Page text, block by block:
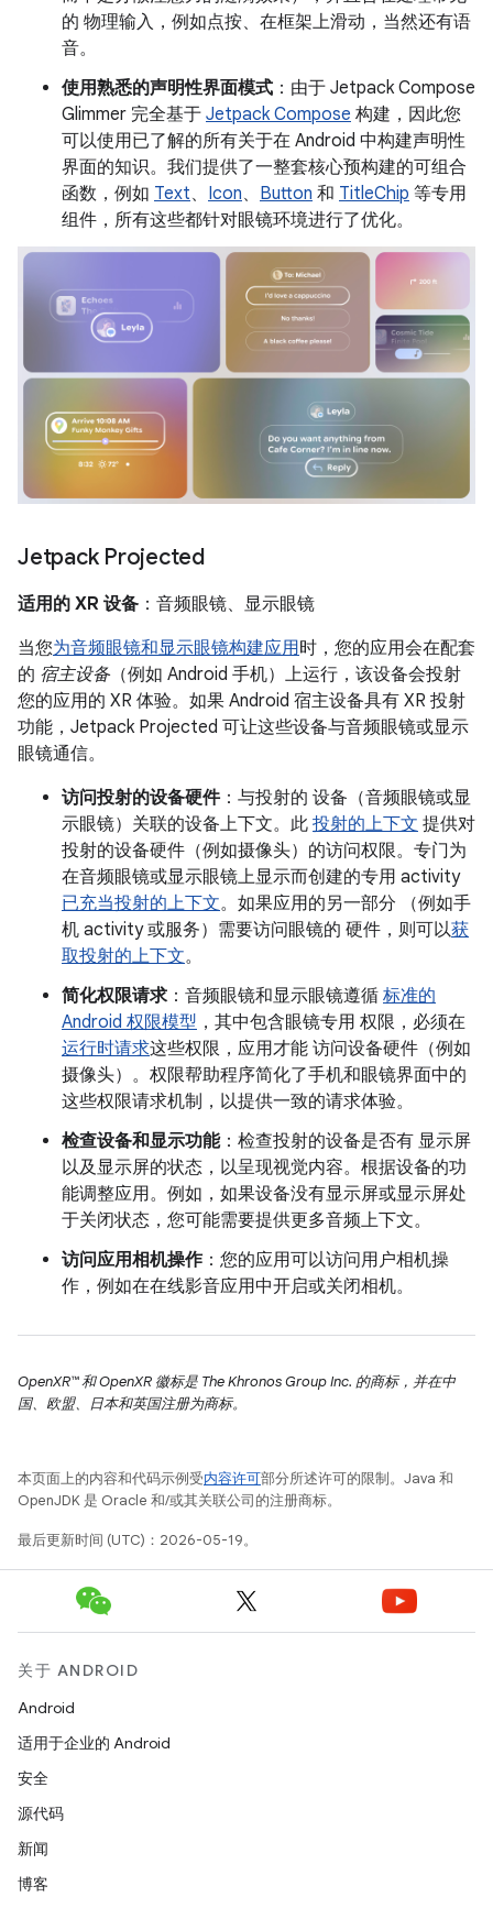
的 物理输入，例如点按、在框架上滑动，当然还有语
音。
使用熟悉的声明性界面模式 ：由于 Jetpack Compose
Glimmer 完全基于 Jetpack Compose 构建，因此您
可以使用已了解的所有关于在 Android 中构建声明性
界面的知识。我们提供了一整套核心预构建的可组合
函数，例如 Text、 Icon、 Button 和 TitleChip 等专用
组件，所有这些都针对眼镜环境进行了优化。
Jetpack Projected
适用的 XR 设备 ：音频眼镜、显示眼镜
当您为音频眼镜和显示眼镜构建应用时，您的应用会在配套
的 宿主设备（例如 Android 手机）上运行，该设备会投射
您的应用的 XR 体验。如果 Android 宿主设备具有 XR 投射
功能，Jetpack Projected 可让这些设备与音频眼镜或显示
眼镜通信。
访问投射的设备硬件：与投射的 设备（音频眼镜或显
示眼镜）关联的设备上下文。此 投射的上下文 提供对
投射的设备硬件（例如摄像头）的访问权限。专门为
在音频眼镜或显示眼镜上显示而创建的专用 activity
已充当投射的上下文。如果应用的另一部分 （例如手
机 activity 或服务）需要访问眼镜的 硬件，则可以获
取投射的上下文。
简化权限请求 ：音频眼镜和显示眼镜遵循 标准的
Android 权限模型 ，其中包含眼镜专用 权限，必须在
运行时请求这些权限，应用才能 访问设备硬件（例如
摄像头）。权限帮助程序简化了手机和眼镜界面中的
这些权限请求机制，以提供一致的请求体验。
检查设备和显示功能：检查投射的设备是否有 显示屏
以及显示屏的状态，以呈现视觉内容。根据设备的功
能调整应用。例如，如果设备没有显示屏或显示屏处
于关闭状态，您可能需要提供更多音频上下文。
访问应用相机操作：您的应用可以访问用户相机操
作，例如在在线影音应用中开启或关闭相机。
OpenXR™ 和 OpenXR 徽标是 The Khronos Group Inc. 的商标，并在中
国、欧盟、日本和英国注册为商标。
本页面上的内容和代码示例受内容许可部分所述许可的限制。Java 和
OpenJDK 是 Oracle 和/或其关联公司的注册商标。
最后更新时间 (UTC)：2026-05-19。
关于 ANDROID
Android
适用于企业的 Android
安全
源代码
新闻
博客